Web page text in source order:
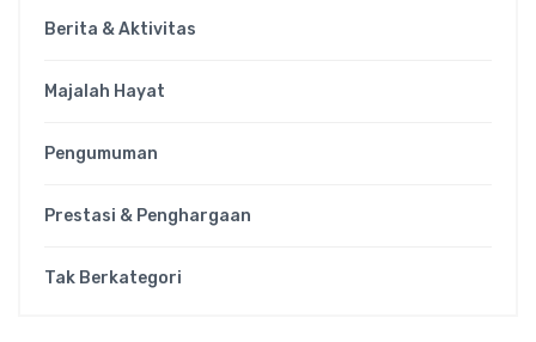
Berita & Aktivitas
Majalah Hayat
Pengumuman
Prestasi & Penghargaan
Tak Berkategori